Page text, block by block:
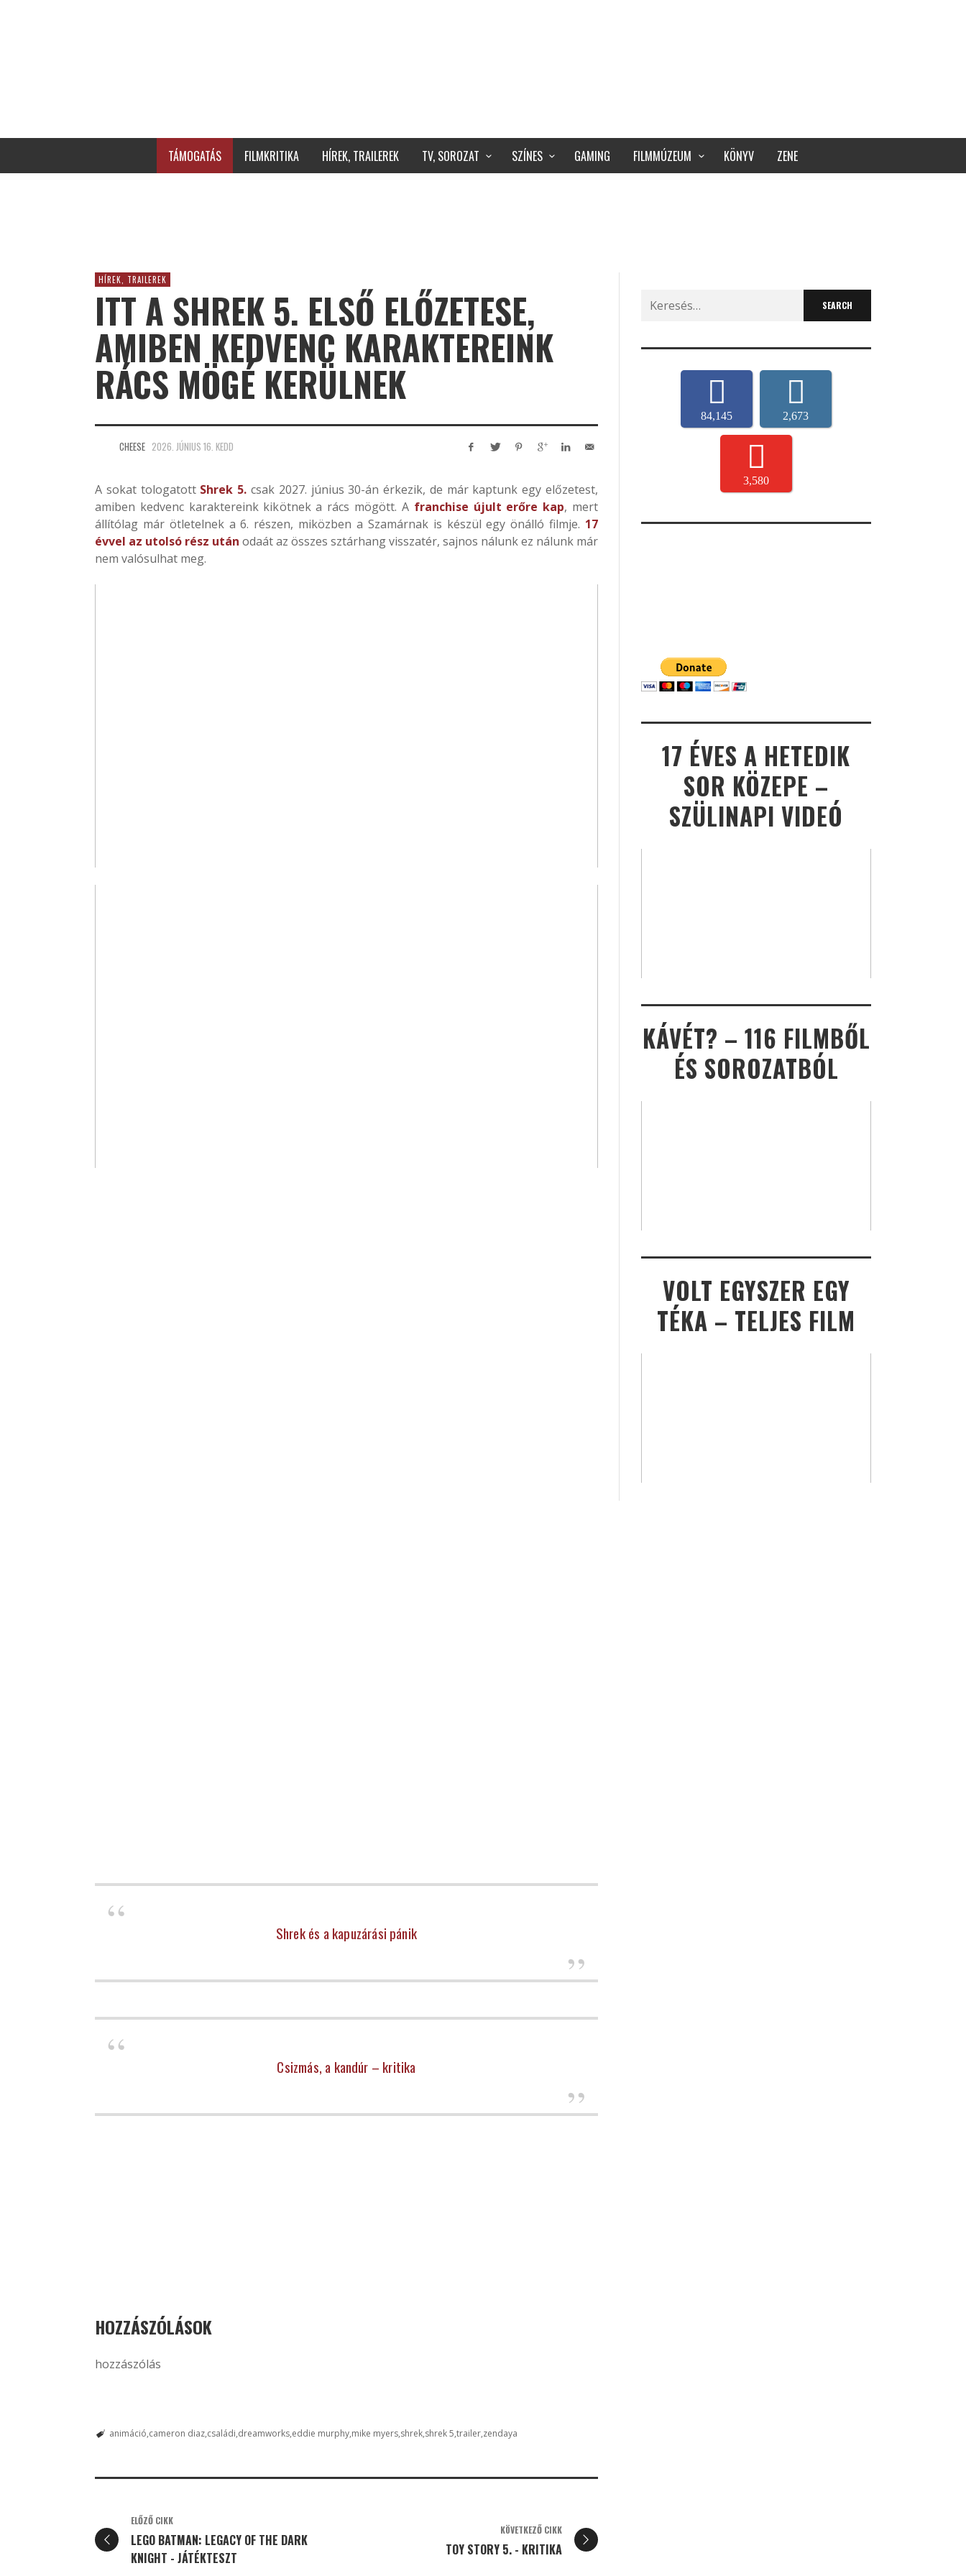
TÁMOGATÁS FILMKRITIKA HÍREK, TRAILEREK TV, SOROZAT SZÍNES GAMING FILMMÚZEUM KÖNYV ZENE
HÍREK, TRAILEREK
ITT A SHREK 5. ELSŐ ELŐZETESE,
AMIBEN KEDVENC KARAKTEREINK
RÁCS MÖGÉ KERÜLNEK
CHEESE 2026. JÚNIUS 16. KEDD
A sokat tologatott Shrek 5. csak 2027. június 30-án érkezik, de már kaptunk egy előzetest,
amiben kedvenc karaktereink kikötnek a rács mögött. A franchise újult erőre kap, mert
állítólag már ötletelnek a 6. részen, miközben a Szamárnak is készül egy önálló filmje. 17
évvel az utolsó rész után odaát az összes sztárhang visszatér, sajnos nálunk ez nálunk már
nem valósulhat meg.
Shrek és a kapuzárási pánik
Csizmás, a kandúr – kritika
HOZZÁSZÓLÁSOK
hozzászólás
animáció cameron diaz családi dreamworks eddie murphy mike myers shrek shrek 5 trailer zendaya
ELŐZŐ CIKK
LEGO BATMAN: LEGACY OF THE DARK
KNIGHT - JÁTÉKTESZT
KÖVETKEZŐ CIKK
TOY STORY 5. - KRITIKA
Search
for:
84,145 2,673
3,580
17 ÉVES A HETEDIK
SOR KÖZEPE –
SZÜLINAPI VIDEÓ
KÁVÉT? – 116 FILMBŐL
ÉS SOROZATBÓL
VOLT EGYSZER EGY
TÉKA – TELJES FILM